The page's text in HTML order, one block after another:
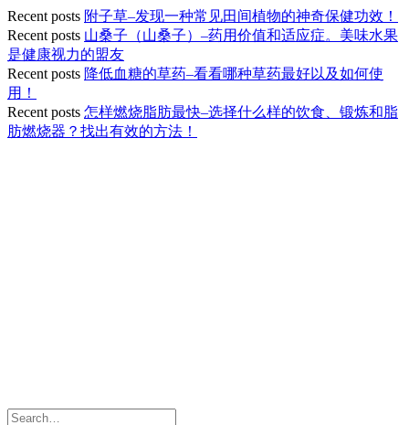
Recent posts 附子草–发现一种常见田间植物的神奇保健功效！
Recent posts 山桑子（山桑子）–药用价值和适应症。美味水果
是健康视力的盟友
Recent posts 降低血糖的草药–看看哪种草药最好以及如何使
用！
Recent posts 怎样燃烧脂肪最快–选择什么样的饮食、锻炼和脂
肪燃烧器？找出有效的方法！